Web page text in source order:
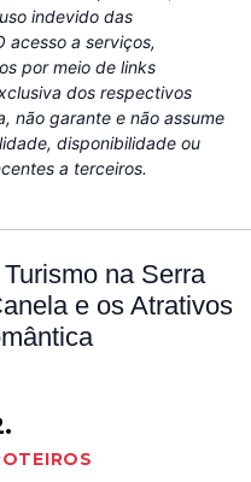
indevido das
acesso a serviços,
por meio de links
dos respectivos
não garante e não assume
disponibilidade ou
a terceiros.
na Serra
e os Atrativos